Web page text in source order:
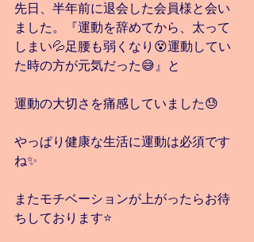
先日、半年前に退会した会員様と会い
ました。『運動を辞めてから、太って
しまい💦足腰も弱くなり😵運動してい
た時の方が元気だった😅』と
運動の大切さを痛感していました😓
やっぱり健康な生活に運動は必須です
ね✨
またモチベーションが上がったらお待
ちしております⭐️